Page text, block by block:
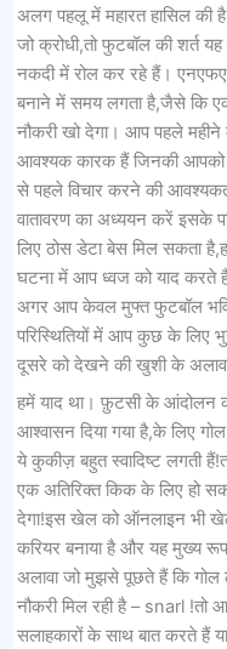
अलग पहलू में महारत हासिल की
जो क्रोधी,तो फुटबॉल की शर्त
नकदी में रोल कर रहे हैं।
बनाने में समय लगता है,जैसे कि
नौकरी खो देगा। आप पहले
आवश्यक कारक हैं जिनकी आपको
से पहले विचार करने की
वातावरण का अध्ययन करें इसके
लिए ठोस डेटा बेस मिल सकता
घटना में आप ध्वज को याद करते
अगर आप केवल मुफ्त फुटबॉल
परिस्थितियों में आप कुछ के लिए
दूसरे को देखने की खुशी के
हमें याद था। फ़ुटसी के आंदोलन को
आश्वासन दिया गया है,के लिए
ये कुकीज़ बहुत स्वादिष्ट लगती
एक अतिरिक्त किक के लिए हो
देगा!इस खेल को ऑनलाइन भी
करियर बनाया है और यह मुख्य
अलावा जो मुझसे पूछते हैं कि
नौकरी मिल रही है – snarl !तो
सलाहकारों के साथ बात करते हैं